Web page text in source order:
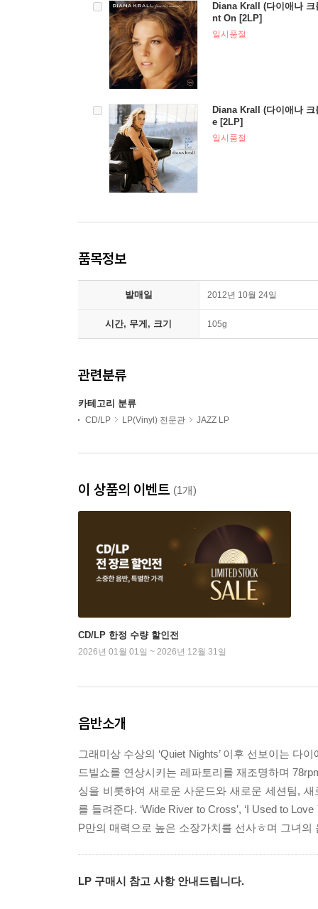
Diana Krall (다이애나
nt On [2LP]
일시품절
Diana Krall (다이애나
e [2LP]
일시품절
품목정보
발매일 2012년 10월 24일
시간, 무게, 크기 105g
관련분류
카테고리 분류
CD/LP LP(Vinyl) 전문관 JAZZ LP
이 상품의 이벤트 (1개)
CD/LP 한정 수량 할인전
2026년 01월 01일 ~ 2026년 12월 31일
음반소개
그래미상 수상의 ‘Quiet Nights’ 이후 선보이는 다
드빌쇼를 연상시키는 레파토리를 재조명하며
싱을 비롯하여 새로운 사운드와 새로운 세션팀,
를 들려준다. ‘Wide River to Cross’, ‘I Used to
P만의 매력으로 높은 소장가치를 선사ㅎ며 그녀
LP 구매시 참고 사항 안내드립니다.